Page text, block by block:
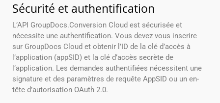
Sécurité et authentification
L’API GroupDocs.Conversion Cloud est sécurisée et
nécessite une authentification. Vous devez vous inscrire
sur GroupDocs Cloud et obtenir l’ID de la clé d’accès à
l’application (appSID) et la clé d’accès secrète de
l’application. Les demandes authentifiées nécessitent une
signature et des paramètres de requête AppSID ou un en-
tête d’autorisation OAuth 2.0.